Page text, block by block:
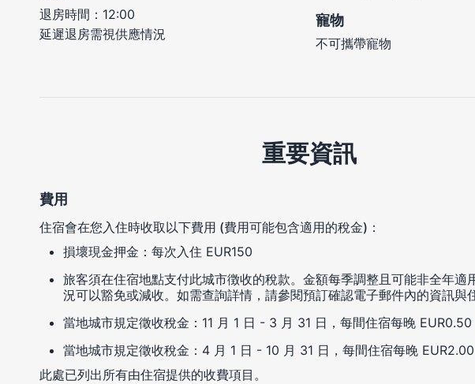
退房時間：12:00
延遲退房需視供應情況
寵物
不可攜帶寵物
重要資訊
費用
住宿會在您入住時收取以下費用 (費用可能包含適用的稅金)：
損壞現金押金：每次入住 EUR150
旅客須在住宿地點支付此城市徴收的稅款。金額每季調整且可能非全年適
況可以豁免或減收。如需查詢詳情，請參閱預訂確認電子郵件內的資訊與
當地城市規定徵收稅金：11 月 1 日 - 3 月 31 日，每間住宿每晚 EUR0.50
當地城市規定徵收稅金：4 月 1 日 - 10 月 31 日，每間住宿每晚 EUR2.00
此處已列出所有由住宿提供的收費項目。